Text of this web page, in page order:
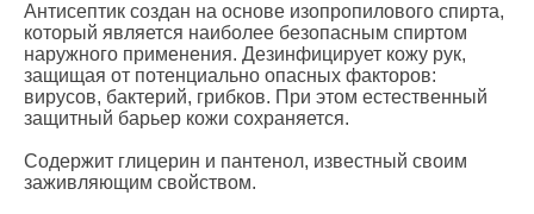
Антисептик создан на основе изопропилового спирта,
который является наиболее безопасным спиртом
наружного применения. Дезинфицирует кожу рук,
защищая от потенциально опасных факторов:
вирусов, бактерий, грибков. При этом естественный
защитный барьер кожи сохраняется.
Содержит глицерин и пантенол, известный своим
заживляющим свойством.